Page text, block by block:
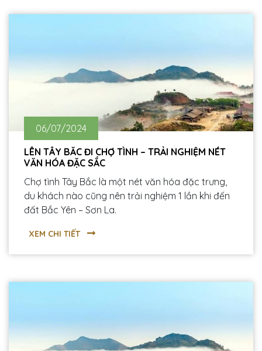
06/07/2024
LÊN TÂY BẮC ĐI CHỢ TÌNH – TRẢI NGHIỆM NÉT
VĂN HÓA ĐẶC SẮC
Chợ tình Tây Bắc là một nét văn hóa đặc trưng,
du khách nào cũng nên trải nghiệm 1 lần khi đến
đất Bắc Yên – Sơn La.
XEM CHI TIẾT